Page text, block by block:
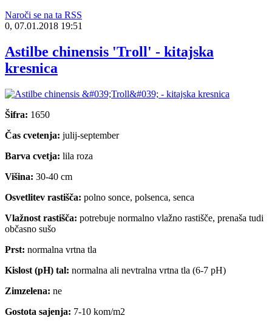
Naroči se na ta RSS
0, 07.01.2018 19:51
Astilbe chinensis 'Troll' - kitajska
kresnica
Šifra: 1650
Čas cvetenja: julij-september
Barva cvetja: lila roza
Višina: 30-40 cm
Osvetlitev rastišča: polno sonce, polsenca, senca
Vlažnost rastišča: potrebuje normalno vlažno rastišče, prenaša tudi
občasno sušo
Prst: normalna vrtna tla
Kislost (pH) tal: normalna ali nevtralna vrtna tla (6-7 pH)
Zimzelena: ne
Gostota sajenja: 7-10 kom/m2